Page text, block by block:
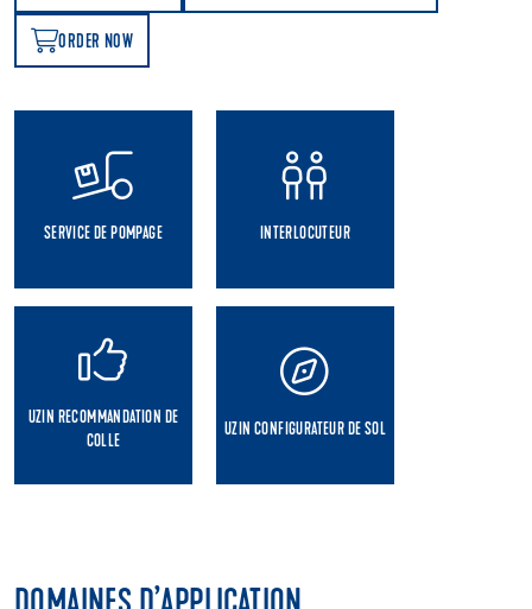
ORDER NOW
SERVICE DE POMPAGE INTERLOCUTEUR
UZIN RECOMMANDATION DE
COLLE
UZIN CONFIGURATEUR DE SOL